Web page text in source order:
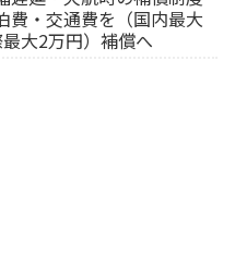
・交通費を（国内最大
大2万円）補償へ